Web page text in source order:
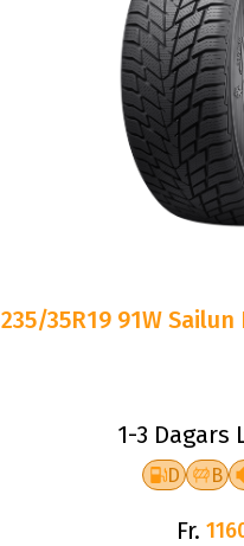
235/35R19 91W Sailun
1-3 Dagars
D B
Fr.